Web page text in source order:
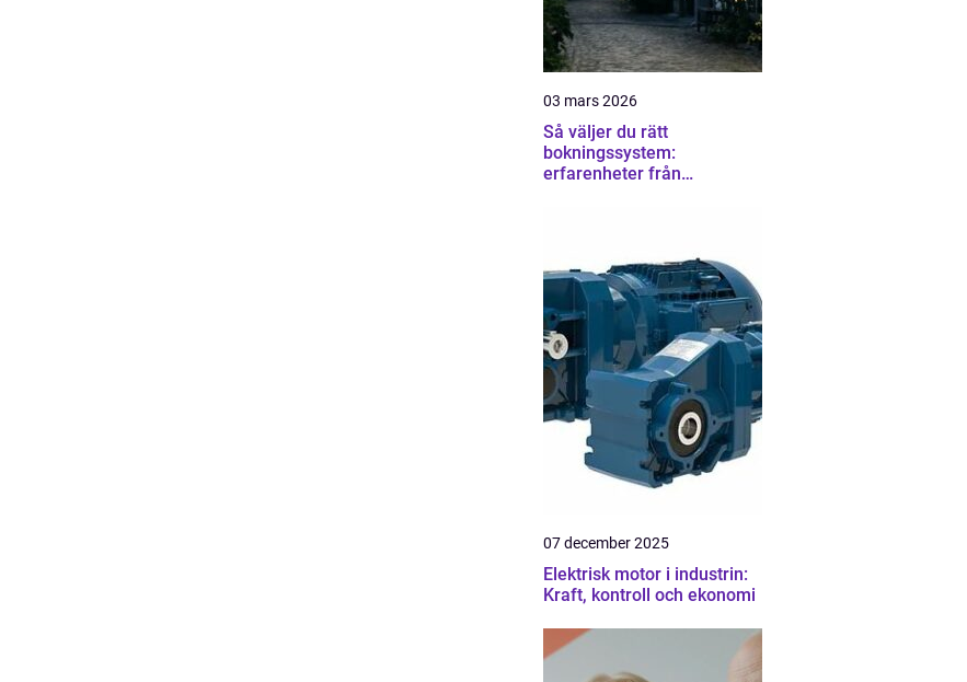
03 mars 2026
Så väljer du rätt
bokningssystem:
erfarenheter från
07 december 2025
Elektrisk motor i industrin:
Kraft, kontroll och ekonomi